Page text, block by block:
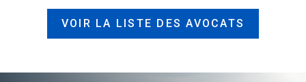
VOIR LA LISTE DES AVOCATS